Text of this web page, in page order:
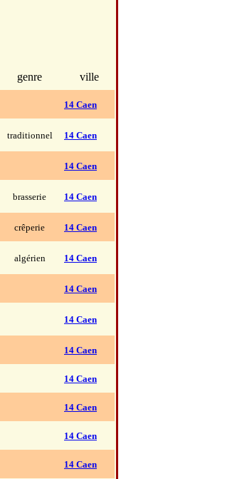
genre
ville
14 Caen
traditionnel 14 Caen
14 Caen
brasserie 14 Caen
crêperie 14 Caen
algérien 14 Caen
14 Caen
14 Caen
14 Caen
14 Caen
14 Caen
14 Caen
14 Caen